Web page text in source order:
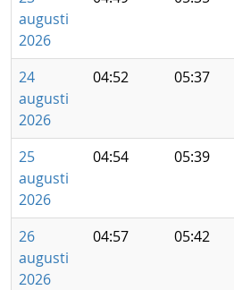
augusti
2026
24
augusti
2026
04:52 05:37
25
augusti
2026
04:54 05:39
26
augusti
2026
04:57 05:42